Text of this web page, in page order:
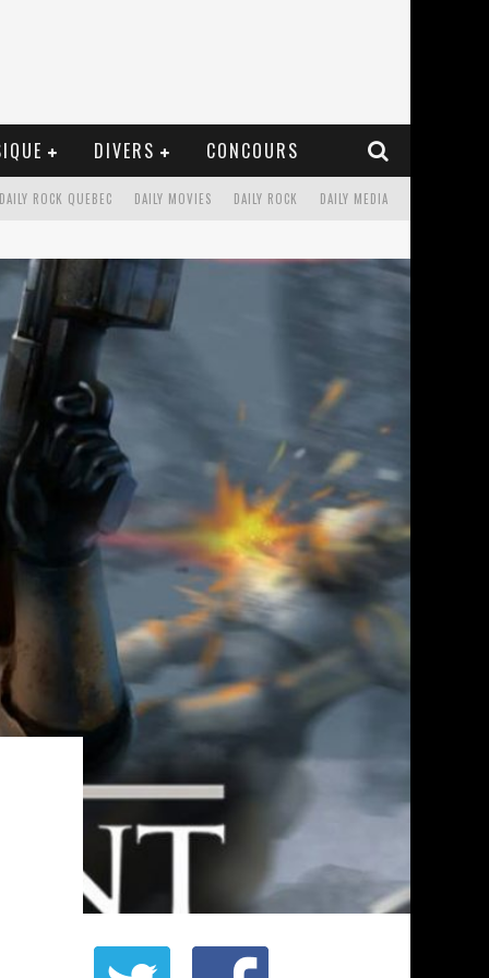
DIVERS CONCOURS
DAILY MEDIA
DAILY ROCK
DAILY MOVIES
DAILY ROCK QUEBEC